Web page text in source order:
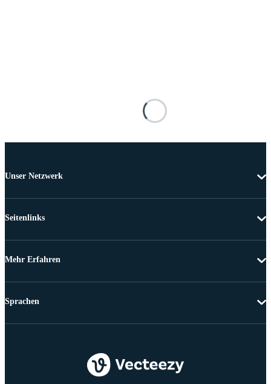
Unser Netzwerk
Seitenlinks
Mehr Erfahren
Sprachen